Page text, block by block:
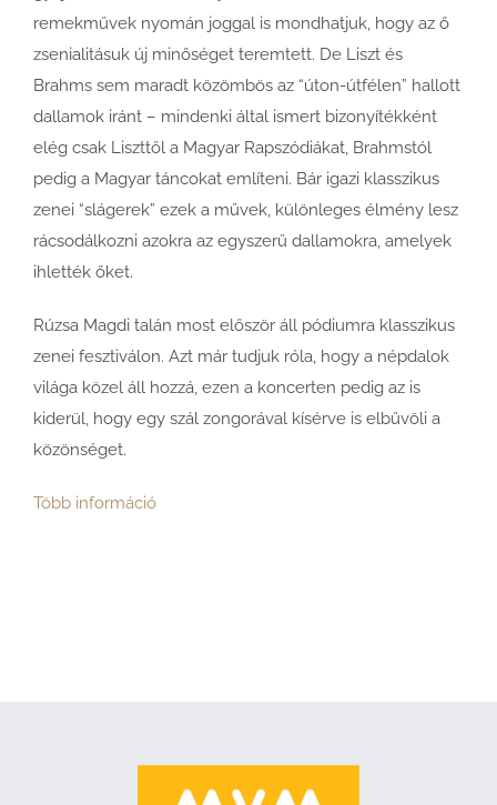
remekművek nyomán joggal is mondhatjuk, hogy az ő
zsenialitásuk új minőséget teremtett. De Liszt és
Brahms sem maradt közömbös az “úton-útfélen” hallott
dallamok iránt – mindenki által ismert bizonyítékként
elég csak Liszttől a Magyar Rapszódiákat, Brahmstól
pedig a Magyar táncokat említeni. Bár igazi klasszikus
zenei “slágerek” ezek a művek, különleges élmény lesz
rácsodálkozni azokra az egyszerű dallamokra, amelyek
ihlették őket.
Rúzsa Magdi talán most először áll pódiumra klasszikus
zenei fesztiválon. Azt már tudjuk róla, hogy a népdalok
világa közel áll hozzá, ezen a koncerten pedig az is
kiderül, hogy egy szál zongorával kísérve is elbűvöli a
közönséget.
Több információ